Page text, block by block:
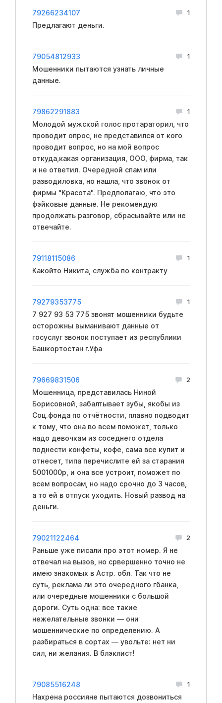
79266234107 1
Предлагают деньги.
79054812933 1
Мошенники пытаются узнать личные
данные.
79862291883 1
Молодой мужской голос протараторил, что
проводит опрос, не представился от кого
проводит вопрос, но на мой вопрос
откуда,какая организация, ООО, фирма, так
и не ответил. Очередной спам или
разводиловка, но нашла, что звонок от
фирмы "Красота". Предполагаю, что это
фэйковые данные. Не рекомендую
продолжать разговор, сбрасывайте или не
отвечайте.
79118115086 1
Какойто Никита, служба по контракту
79279353775 1
7 927 93 53 775 звонят мошенники будьте
осторожны выманивают данные от
госуслуг звонок поступает из республики
Башкортостан г.Уфа
79669831506 2
Мошенница, представилась Ниной
Борисовной, забалтывает зубы, якобы из
Соц.фонда по отчётности, плавно подводит
к тому, что она во всем поможет, только
надо девочкам из соседнего отдела
поднести конфеты, кофе, сама все купит и
отнесет, типа перечислите ей за старания
5001000р, и она все устроит, поможет по
всем вопросам, но надо срочно до 3 часов,
а то ей в отпуск уходить. Новый развод на
деньги.
79021122464 2
Раньше уже писали про этот номер. Я не
отвечал на вызов, но срвершенно точно не
имею знакомых в Acтр. обл. Так что не
суть, реклама ли это очередного гбанка,
или очередные мошенники с большой
дороги. Суть одна: все такие
нежелательные звонки — они
мошеннические по определению. А
разбираться в сортах — увольте: нет ни
сил, ни желания. В блэклиcт!
79085516248 1
Нахрена россияне пытаются дозвониться